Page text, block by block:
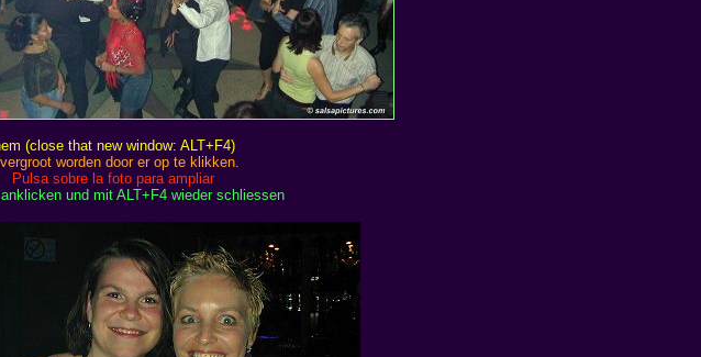
(close that new window: ALT+F4)
worden door er op te klikken.
Pulsa sobre la foto para ampliar
und mit ALT+F4 wieder schliessen